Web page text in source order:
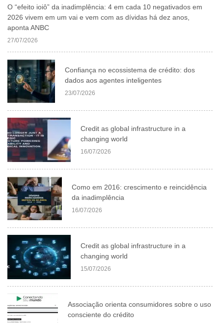
O “efeito ioiô” da inadimplência: 4 em cada 10 negativados em
2026 vivem em um vai e vem com as dívidas há dez anos,
aponta ANBC
27/07/2026
Confiança no ecossistema de crédito: dos
dados aos agentes inteligentes
23/07/2026
Credit as global infrastructure in a
changing world
16/07/2026
Como em 2016: crescimento e reincidência
da inadimplência
16/07/2026
Credit as global infrastructure in a
changing world
15/07/2026
Associação orienta consumidores sobre o uso
consciente do crédito